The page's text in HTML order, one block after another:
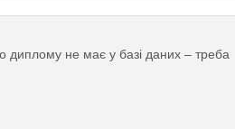
диплому не має у базі даних – треба